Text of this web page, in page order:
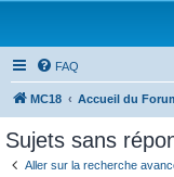
FAQ
MC18 Accueil du
Sujets sans
Aller sur la recherche